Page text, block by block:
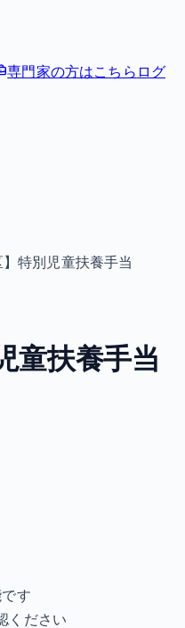
専門家の方はこちら ログ
】特別児童扶養手当
童扶養手当
す
ください